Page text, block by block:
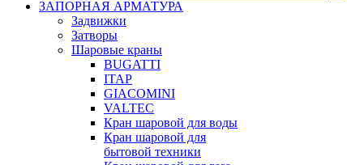
ЗАПОРНАЯ АРМАТУРА
Задвижки
Затворы
Шаровые краны
BUGATTI
ITAP
GIACOMINI
VALTEC
Кран шаровой для воды
Кран шаровой для
бытовой техники